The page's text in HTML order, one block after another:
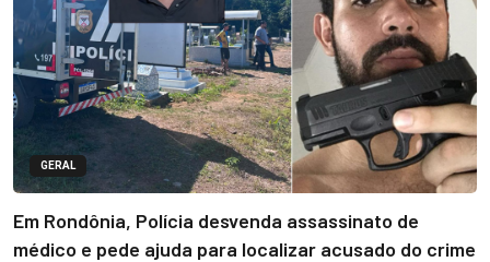
GERAL
Em Rondônia, Polícia desvenda assassinato de
médico e pede ajuda para localizar acusado do crime